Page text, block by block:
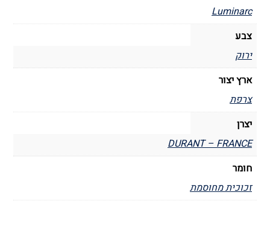
Luminarc
צבע
ירוק
ארץ יצור
צרפת
יצרן
DURANT – FRANCE
חומר
זכוכית מחוסמת